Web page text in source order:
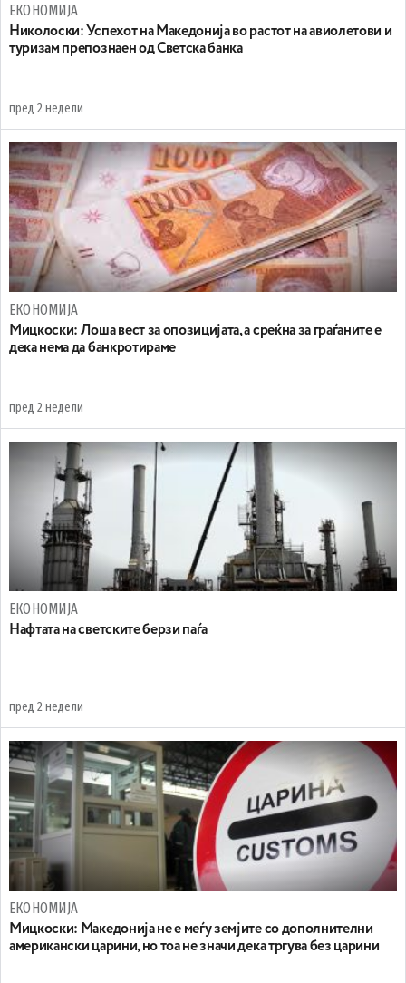
ЕКОНОМИЈА
Николоски: Успехот на Македонија во растот на авиолетови и
туризам препознаен од Светска банка
пред 2 недели
ЕКОНОМИЈА
Мицкоски: Лоша вест за опозицијата, а среќна за граѓаните е
дека нема да банкротираме
пред 2 недели
ЕКОНОМИЈА
Нафтата на светските берзи паѓа
пред 2 недели
ЕКОНОМИЈА
Мицкоски: Македонија не е меѓу земјите со дополнителни
американски царини, но тоа не значи дека тргува без царини